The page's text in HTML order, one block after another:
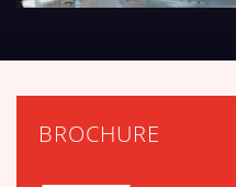
BROCHURE